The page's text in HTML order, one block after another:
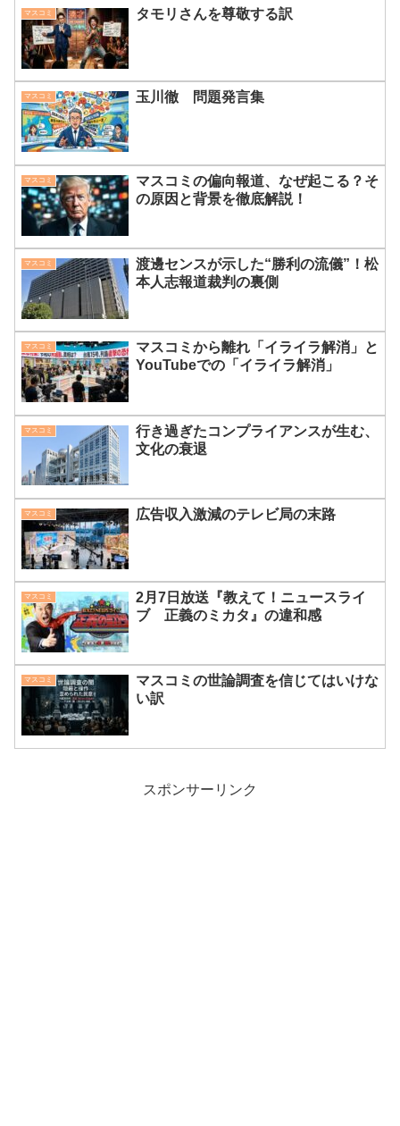
マスコミ タモリさんを尊敬する訳
マスコミ 玉川徹 問題発言集
マスコミ
マスコミの偏向報道、なぜ起こる？そ
の原因と背景を徹底解説！
マスコミ
渡邊センスが示した“勝利の流儀”！松
本人志報道裁判の裏側
マスコミ
マスコミから離れ「イライラ解消」と
YouTubeでの「イライラ解消」
マスコミ
行き過ぎたコンプライアンスが生む、
文化の衰退
マスコミ 広告収入激減のテレビ局の末路
マスコミ
2月7日放送『教えて！ニュースライ
ブ 正義のミカタ』の違和感
マスコミ
マスコミの世論調査を信じてはいけな
い訳
スポンサーリンク